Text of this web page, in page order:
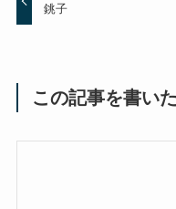
銚子
この記事を書い